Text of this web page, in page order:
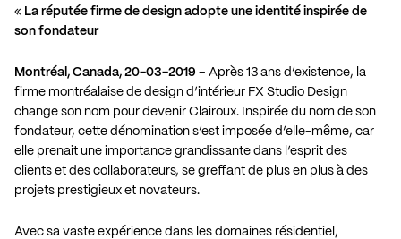
« La réputée firme de design adopte une identité inspirée de
son fondateur
Montréal, Canada, 20-03-2019 – Après 13 ans d’existence, la
firme montréalaise de design d’intérieur FX Studio Design
change son nom pour devenir Clairoux. Inspirée du nom de son
fondateur, cette dénomination s’est imposée d’elle-même, car
elle prenait une importance grandissante dans l’esprit des
clients et des collaborateurs, se greffant de plus en plus à des
projets prestigieux et novateurs.
Avec sa vaste expérience dans les domaines résidentiel,